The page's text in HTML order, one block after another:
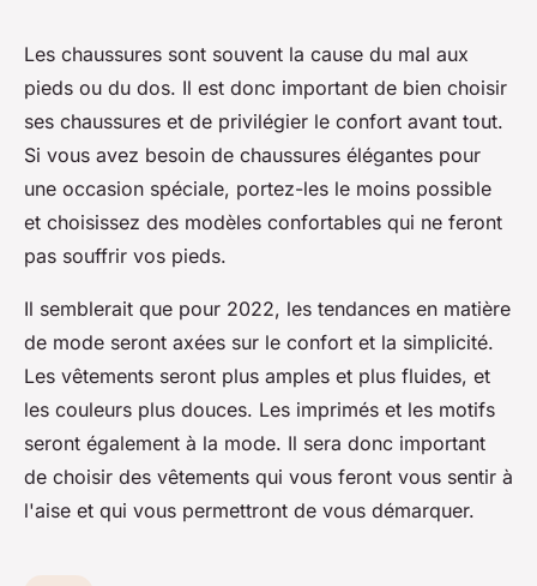
Les chaussures sont souvent la cause du mal aux
pieds ou du dos. Il est donc important de bien choisir
ses chaussures et de privilégier le confort avant tout.
Si vous avez besoin de chaussures élégantes pour
une occasion spéciale, portez-les le moins possible
et choisissez des modèles confortables qui ne feront
pas souffrir vos pieds.
Il semblerait que pour 2022, les tendances en matière
de mode seront axées sur le confort et la simplicité.
Les vêtements seront plus amples et plus fluides, et
les couleurs plus douces. Les imprimés et les motifs
seront également à la mode. Il sera donc important
de choisir des vêtements qui vous feront vous sentir à
l'aise et qui vous permettront de vous démarquer.